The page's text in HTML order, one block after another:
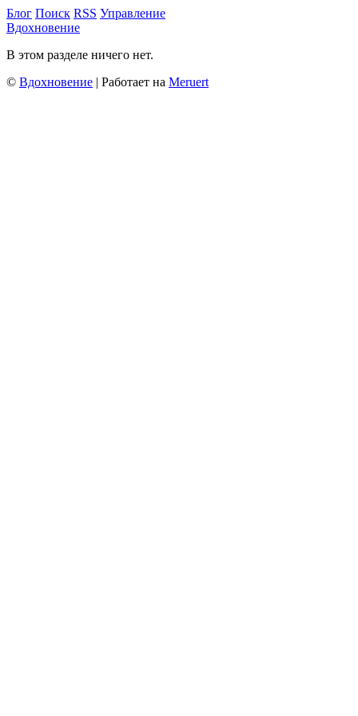
Блог Поиск RSS Управление
Вдохновение
В этом разделе ничего нет.
© Вдохновение | Работает на Meruert